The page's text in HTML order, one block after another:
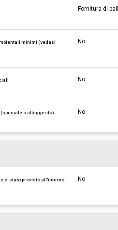
Fornitura di
minimi (vedasi
No
No
o alleggerito) No
e' stato previsto all'interno
No